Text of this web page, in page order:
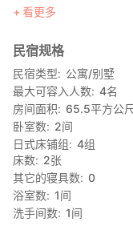
■前台■
15：00~18：00 / 次日
[入住和退房]
入住 15：00~18：00
■农场和栗子园■
【采摘体验/采摘栗子】
详细信息。
Kanenone Tamba 与住
农场每个季节都种植各
在农场的一部分，您可
园，您可以欣赏到日本
看更多
民宿规格
民宿类型
公寓/别墅
最大可容入人数 4名
房间面积
65.5平方公尺
卧室数
2间
日式床铺组
4组
床数
2张
其它的寝具数 0
浴室数 1间
洗手间数 1间